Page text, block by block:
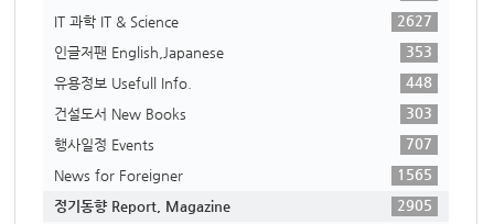
IT 과학 IT & Science
2627
인글저팬 English,Japanese
353
유용정보 Usefull Info.
448
건설도서 New Books
303
행사일정 Events
707
News for Foreigner
1565
정기동향 Report, Magazine
2905